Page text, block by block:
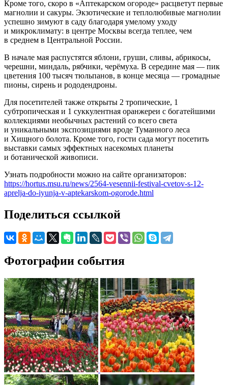
Кроме того, скоро в «Аптекарском огороде» расцветут первые
магнолии и сакуры. Экзотические и теплолюбивые магнолии
успешно зимуют в саду благодаря умелому уходу
и микроклимату: в центре Москвы всегда теплее, чем
в среднем в Центральной России.
В начале мая распустятся яблони, груши, сливы, абрикосы,
черешни, миндаль, рябчики, черёмуха. В середине мая — пик
цветения 100 тысяч тюльпанов, в конце месяца — громадные
пионы, сирень и рододендроны.
Для посетителей также открыты 2 тропические, 1
субтропическая и 1 суккулентная оранжереи с богатейшими
коллекциями необычных растений со всего света
и уникальными экспозициями вроде Туманного леса
и Хищного болота. Кроме того, гости сада могут посетить
выставки самых эффектных насекомых планеты
и ботанической живописи.
Узнать подробности можно на сайте организаторов:
https://hortus.msu.ru/news/2564-vesennii-festival-cvetov-s-12-
aprelja-do-iyunja-v-aptekarskom-ogorode.html
Поделиться ссылкой
Фотографии события